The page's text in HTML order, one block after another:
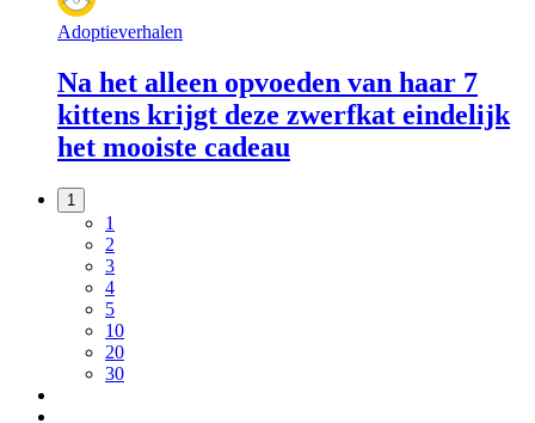
Adoptieverhalen
Na het alleen opvoeden van haar 7
kittens krijgt deze zwerfkat eindelijk
het mooiste cadeau
1
1
2
3
4
5
10
20
30